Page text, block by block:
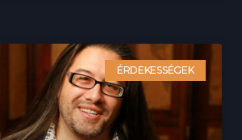
ÉRDEKESSÉGEK